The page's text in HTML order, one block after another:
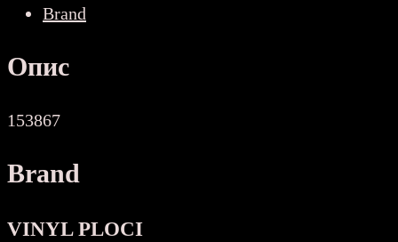
Brand
Опис
153867
Brand
VINYL PLOCI